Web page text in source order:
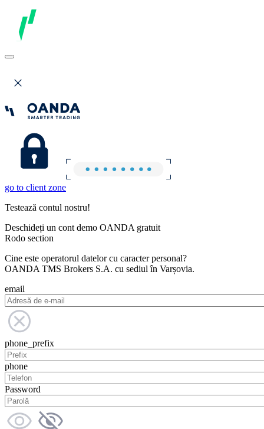
go to client zone
Testează contul nostru!
Deschideți un cont demo OANDA gratuit
Rodo section
Cine este operatorul datelor cu caracter personal?
OANDA TMS Brokers S.A. cu sediul în Varșovia.
email
phone_prefix
phone
Password